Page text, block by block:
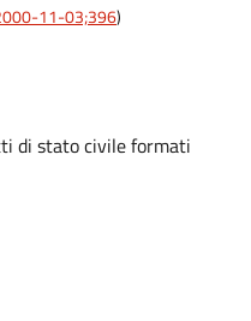
11-03;396)
di stato civile formati